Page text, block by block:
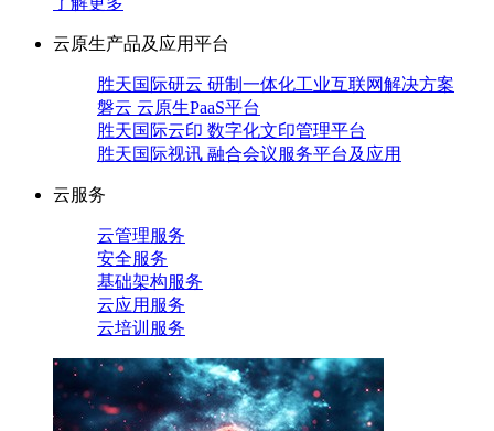
云原生产品及应用平台
胜天国际研云 研制一体化工业互联网解决方案
磐云 云原生PaaS平台
胜天国际云印 数字化文印管理平台
胜天国际视讯 融合会议服务平台及应用
云服务
云管理服务
安全服务
基础架构服务
云应用服务
云培训服务